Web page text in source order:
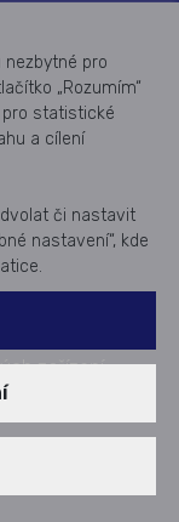
pracovních
zařízení
práce.
nezbytné pro
„Rozumím“
statistické
a cílení
či nastavit
nastavení“, kde